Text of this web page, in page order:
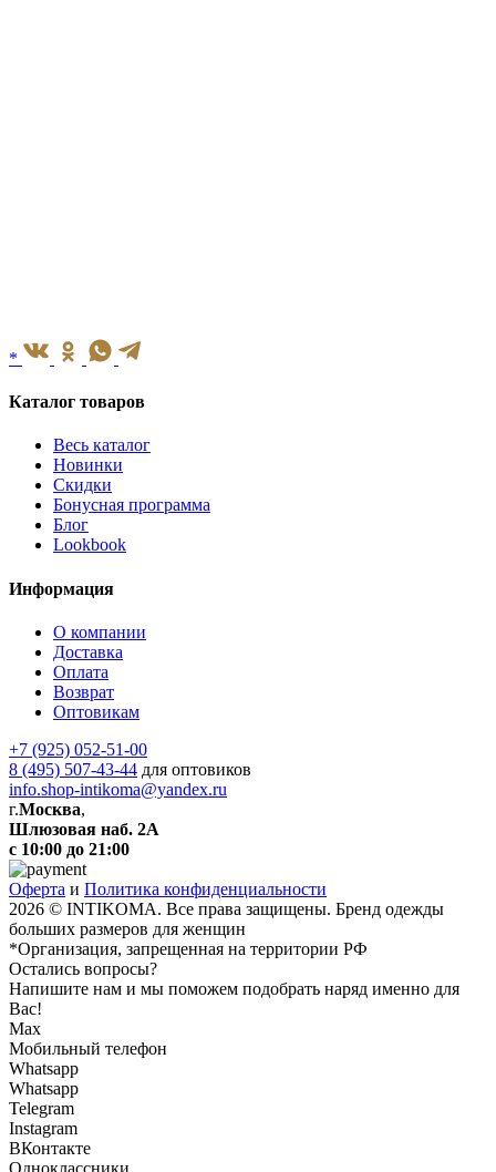
*
Каталог товаров
Весь каталог
Новинки
Скидки
Бонусная программа
Блог
Lookbook
Информация
О компании
Доставка
Оплата
Возврат
Оптовикам
+7 (925) 052-51-00
8 (495) 507-43-44 для оптовиков
info.shop-intikoma@yandex.ru
г.Москва,
Шлюзовая наб. 2А
с 10:00 до 21:00
Оферта и Политика конфиденциальности
2026 © INTIKOMA. Все права защищены. Бренд одежды
больших размеров для женщин
*Организация, запрещенная на территории РФ
Остались вопросы?
Напишите нам и мы поможем подобрать наряд именно для
Вас!
Max
Мобильный телефон
Whatsapp
Whatsapp
Telegram
Instagram
ВКонтакте
Одноклассники